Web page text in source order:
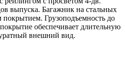
выпуска. Багажник на стальных
покрытием. Грузоподъемность до
обеспечивает длительную
внешний вид.